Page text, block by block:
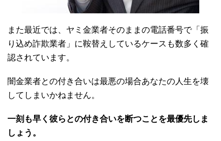
また最近では、ヤミ金業者そのままの電話番号で「振
り込め詐欺業者」に鞍替えしているケースも数多く確
認されています。
闇金業者との付き合いは最悪の場合あなたの人生を壊
してしまいかねません。
一刻も早く彼らとの付き合いを断つことを最優先しま
しょう。